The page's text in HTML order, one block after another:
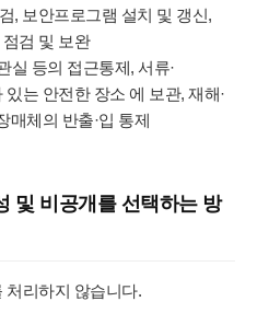
, 보안프로그램 설치 및 갱신,
검 및 보완
실 등의 접근통제, 서류·
는 안전한 장소 에 보관, 재해·
매체의 반출·입 통제
및 비공개를 선택하는 방
처리하지 않습니다.